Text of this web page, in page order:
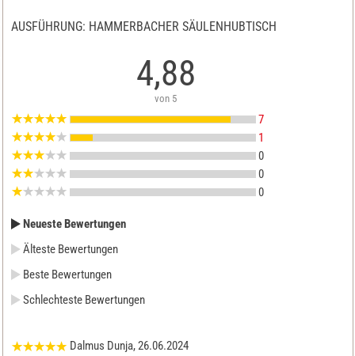
AUSFÜHRUNG: HAMMERBACHER SÄULENHUBTISCH
4,88
von 5
7
1
0
0
0
Neueste Bewertungen
Älteste Bewertungen
Beste Bewertungen
Schlechteste Bewertungen
Dalmus Dunja, 26.06.2024